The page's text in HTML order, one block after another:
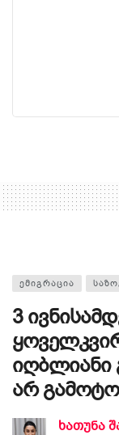
ᲔᲛᲘᲒᲠᲐᲪᲘᲐ
3
იღბლიანი
არ
ხათუნა